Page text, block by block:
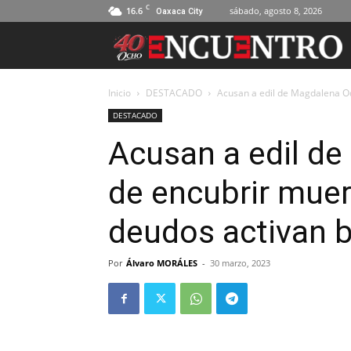
16.6 C Oaxaca City sábado, agosto 8, 2026
Inicio DESTACADO Acusan a edil de Magdalena
DESTACADO
Acusan a edil
de encubrir
deudos activan
Por Álvaro MORÁLES - 30 marzo, 2023